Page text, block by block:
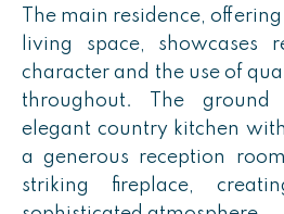
The main residence,
living space, showcases
character and the use of
throughout. The
elegant country kitchen
a generous reception
striking fireplace,